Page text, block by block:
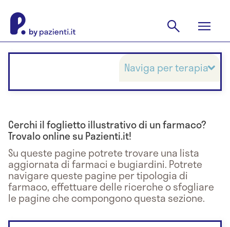
Cerchi il foglietto illustrativo di un farmaco?
Trovalo online su Pazienti.it!
Su queste pagine potrete trovare una lista
aggiornata di farmaci e bugiardini. Potrete
navigare queste pagine per tipologia di
farmaco, effettuare delle ricerche o sfogliare
le pagine che compongono questa sezione.
Naviga per terapia